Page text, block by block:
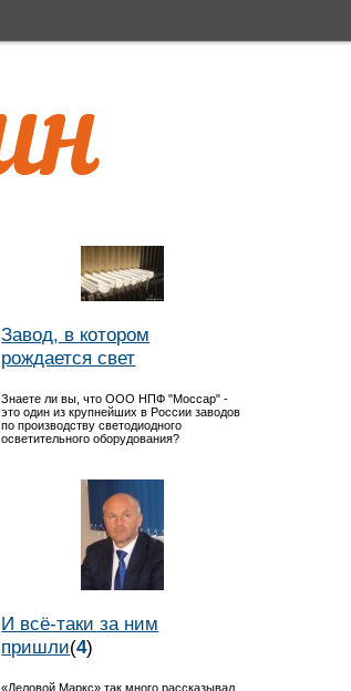
Завод, в котором
рождается свет
Знаете ли вы, что ООО НПФ "Моссар" -
это один из крупнейших в России заводов
по производству светодиодного
осветительного оборудования?
И всё-таки за ним
пришли(4)
«Деловой Маркс» так много рассказывал